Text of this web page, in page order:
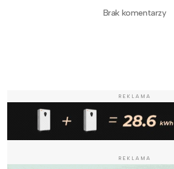
Brak komentarzy
REKLAMA
REKLAMA